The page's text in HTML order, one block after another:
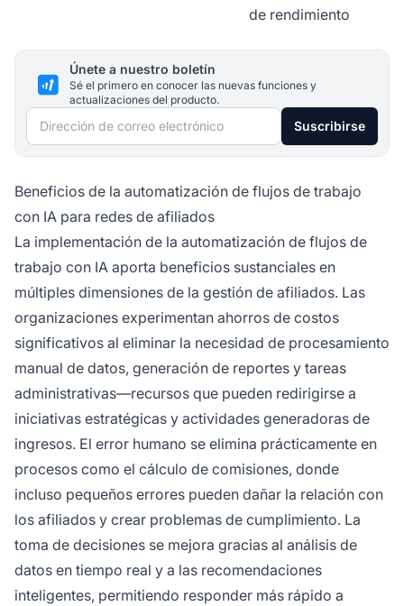
de rendimiento
Únete a nuestro boletín
Sé el primero en conocer las nuevas funciones y
actualizaciones del producto.
Dirección de correo electrónico Suscribirse
Beneficios de la automatización de flujos de trabajo
con IA para redes de afiliados
La implementación de la automatización de flujos de
trabajo con IA aporta beneficios sustanciales en
múltiples dimensiones de la gestión de afiliados. Las
organizaciones experimentan ahorros de costos
significativos al eliminar la necesidad de procesamiento
manual de datos, generación de reportes y tareas
administrativas—recursos que pueden redirigirse a
iniciativas estratégicas y actividades generadoras de
ingresos. El error humano se elimina prácticamente en
procesos como el cálculo de comisiones, donde
incluso pequeños errores pueden dañar la relación con
los afiliados y crear problemas de cumplimiento. La
toma de decisiones se mejora gracias al análisis de
datos en tiempo real y a las recomendaciones
inteligentes, permitiendo responder más rápido a